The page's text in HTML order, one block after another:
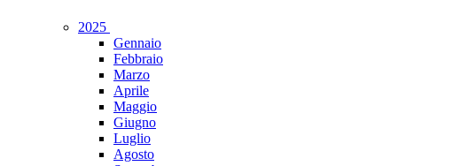
2025
Gennaio
Febbraio
Marzo
Aprile
Maggio
Giugno
Luglio
Agosto